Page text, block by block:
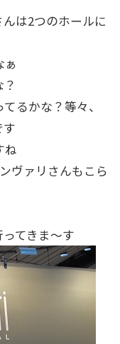
は2つのホールに
ぁ
るかな？等々、
ね
ヴァリさんもこら
てきま～す